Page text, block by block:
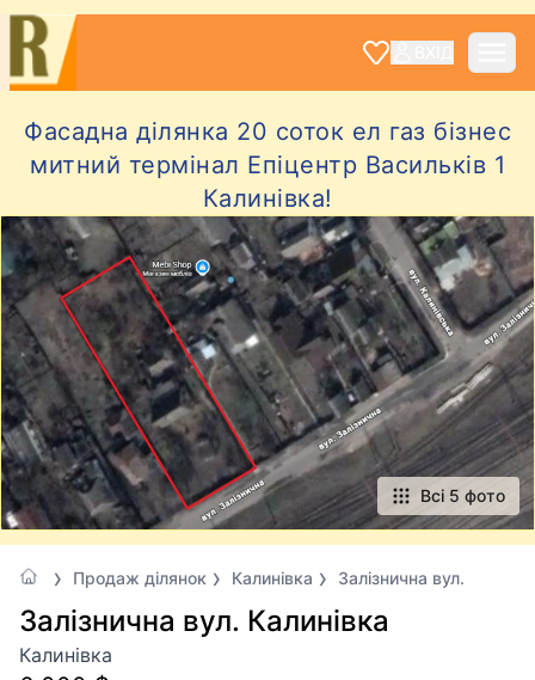
Фасадна ділянка 20 соток ел газ бізнес
митний термінал Епіцентр Васильків 1
Калинівка!
Всі 5 фото
Продаж ділянок Калинівка Залізнична вул.
Залізнична вул. Калинівка
Калинівка